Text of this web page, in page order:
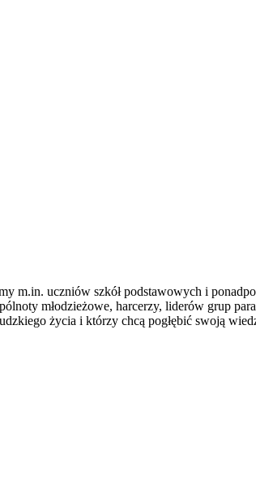
m.in. uczniów szkół podstawowych i
młodzieżowe, harcerzy, liderów grup
życia i którzy chcą pogłębić swoją